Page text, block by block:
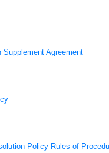
Supplement Agreement
Policy Rules of